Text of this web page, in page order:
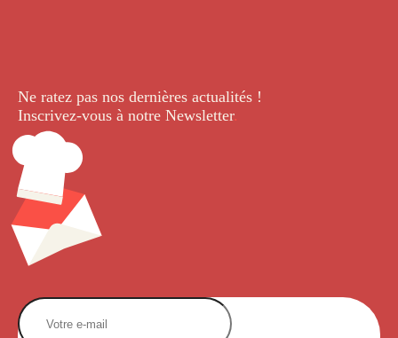
Ne ratez pas nos dernières actualités !
Inscrivez-vous à notre Newsletter.